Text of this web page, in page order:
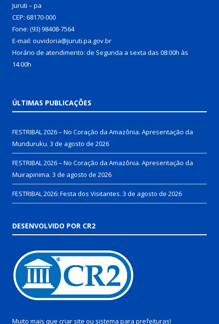
Juruti – pa
CEP: 68170-000
Fone: (93) 98408-7564
E-mail: ouvidoria@juruti.pa.gov.br
Horário de atendimento: de Segunda a sexta das 08:00h às
14:00h
ÚLTIMAS PUBLICAÇÕES
FESTRIBAL 2026 – No Coração da Amazônia. Apresentação da
Munduruku. 3 de agosto de 2026
FESTRIBAL 2026 – No Coração da Amazônia. Apresentação da
Muirapinima. 3 de agosto de 2026
FESTRIBAL 2026: Festa dos Visitantes. 3 de agosto de 2026
DESENVOLVIDO POR CR2
Muito mais que criar site ou sistema para prefeituras!